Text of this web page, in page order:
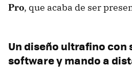
Pro, que acaba de ser
Un diseño ultrafino con
software y mando a